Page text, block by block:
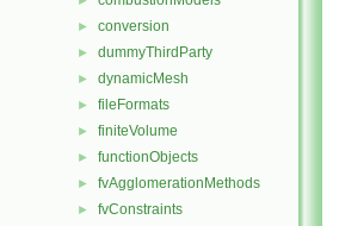
► conversion
► dummyThirdParty
► dynamicMesh
► fileFormats
► finiteVolume
► functionObjects
► fvAgglomerationMethods
► fvConstraints